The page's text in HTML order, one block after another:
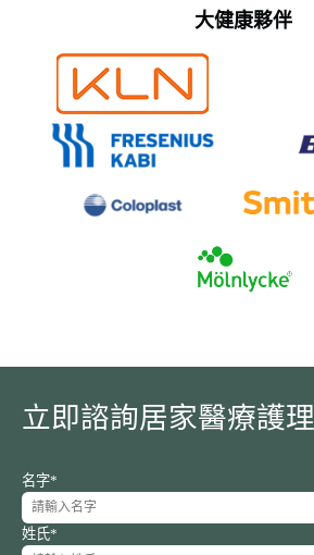
大健康夥伴
立即諮詢居家醫療護理
名字*
姓氏*